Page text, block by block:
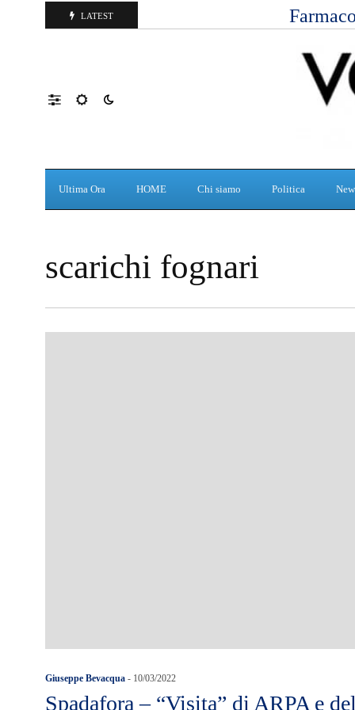
LATEST
Ultima Ora HOME Chi siamo Politica
scarichi fognari
Giuseppe Bevacqua - 10/03/2022
Spadafora – “Visita” di ARPA e